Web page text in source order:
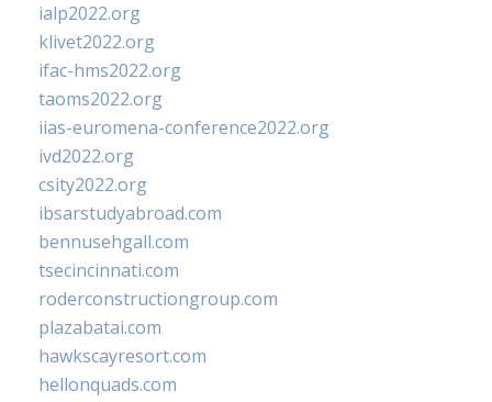
ialp2022.org
klivet2022.org
ifac-hms2022.org
taoms2022.org
iias-euromena-conference2022.org
ivd2022.org
csity2022.org
ibsarstudyabroad.com
bennusehgall.com
tsecincinnati.com
roderconstructiongroup.com
plazabatai.com
hawkscayresort.com
hellonquads.com